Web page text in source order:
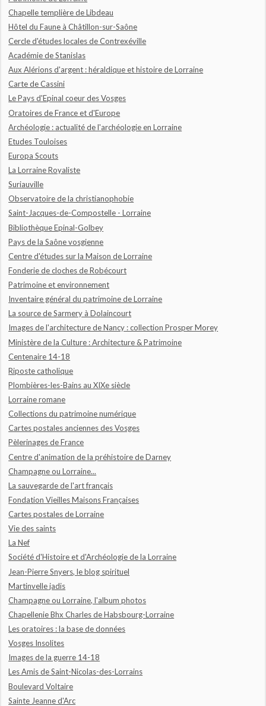
Chapelle templière de Libdeau
Hôtel du Faune à Châtillon-sur-Saône
Cercle d'études locales de Contrexéville
Académie de Stanislas
Aux Alérions d'argent : héraldique et histoire de Lorraine
Carte de Cassini
Le Pays d'Epinal coeur des Vosges
Oratoires de France et d'Europe
Archéologie : actualité de l'archéologie en Lorraine
Etudes Touloises
Europa Scouts
La Lorraine Royaliste
Suriauville
Observatoire de la christianophobie
Saint-Jacques-de-Compostelle - Lorraine
Bibliothèque Epinal-Golbey
Pays de la Saône vosgienne
Centre d'études sur la Maison de Lorraine
Fonderie de cloches de Robécourt
Patrimoine et environnement
Inventaire général du patrimoine de Lorraine
La source de Sarmery à Dolaincourt
Images de l'architecture de Nancy : collection Prosper Morey
Ministère de la Culture : Architecture & Patrimoine
Centenaire 14-18
Riposte catholique
Plombières-les-Bains au XIXe siècle
Lorraine romane
Collections du patrimoine numérique
Cartes postales anciennes des Vosges
Pèlerinages de France
Centre d'animation de la préhistoire de Darney
Champagne ou Lorraine...
La sauvegarde de l'art français
Fondation Vieilles Maisons Françaises
Cartes postales de Lorraine
Vie des saints
La Nef
Société d'Histoire et d'Archéologie de la Lorraine
Jean-Pierre Snyers, le blog spirituel
Martinvelle jadis
Champagne ou Lorraine, l'album photos
Chapellenie Bhx Charles de Habsbourg-Lorraine
Les oratoires : la base de données
Vosges Insolites
Images de la guerre 14-18
Les Amis de Saint-Nicolas-des-Lorrains
Boulevard Voltaire
Sainte Jeanne d'Arc